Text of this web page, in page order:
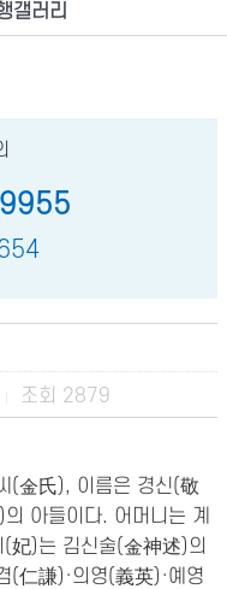
갤러리
조회 2879
(金氏), 이름은 경신(敬
아들이다. 어머니는 계
妃)는 김신술(金神述)의
(仁謙)·의영(義英)·예영